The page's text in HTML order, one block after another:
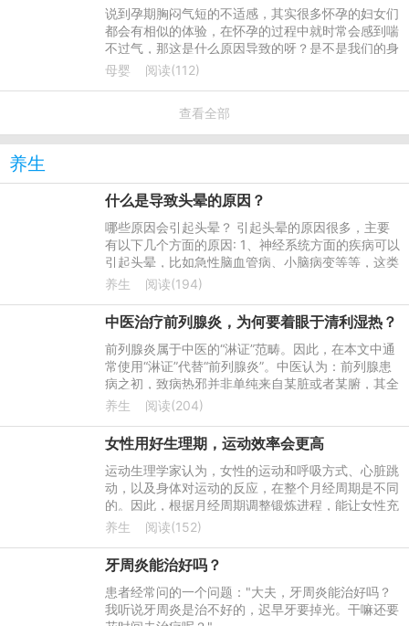
说到孕期胸闷气短的不适感，其实很多怀孕的妇女们
都会有相似的体验，在怀孕的过程中就时常会感到喘
不过气，那这是什么原因导致的呀？是不是我们的身
体真的出现了什么情况？
母婴 阅读(112)
查看全部
养生
什么是导致头晕的原因？
哪些原因会引起头晕？ 引起头晕的原因很多，主要
有以下几个方面的原因: 1、神经系统方面的疾病可以
引起头晕，比如急性脑血管病、小脑病变等等，这类
疾病往往发病快，病情重，需要及时到医院就诊，完
养生 阅读(194)
中医治疗前列腺炎，为何要着眼于清利湿热？
前列腺炎属于中医的“淋证”范畴。因此，在本文中通
常使用“淋证”代替“前列腺炎”。中医认为：前列腺患
病之初，致病热邪并非单纯来自某脏或者某腑，其全
部下注于膀胱而成淋。化生热邪的脏腑通常有肺、
养生 阅读(204)
女性用好生理期，运动效率会更高
运动生理学家认为，女性的运动和呼吸方式、心脏跳
动，以及身体对运动的反应，在整个月经周期是不同
的。因此，根据月经周期调整锻炼进程，能让女性充
分利用生理优势发挥最大运动潜力。
养生 阅读(152)
牙周炎能治好吗？
患者经常问的一个问题："大夫，牙周炎能治好吗？
我听说牙周炎是治不好的，迟早牙要掉光。干嘛还要